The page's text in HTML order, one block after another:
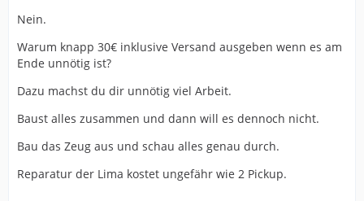
Nein.
Warum knapp 30€ inklusive Versand ausgeben wenn es am
Ende unnötig ist?
Dazu machst du dir unnötig viel Arbeit.
Baust alles zusammen und dann will es dennoch nicht.
Bau das Zeug aus und schau alles genau durch.
Reparatur der Lima kostet ungefähr wie 2 Pickup.